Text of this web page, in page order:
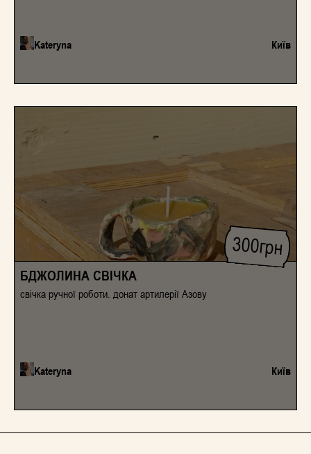
на порядку денному – совєтський спадок, корупція, внутрішні
чвари, але й про відчайдушний пошук кращого майбутнього й
Туреччини, Сирії, Лівану, Грузії тощо), зокрема їхньої природи,
читачем мінливий спектр вражень і смислів – і в цих досто- ту
різних голосах, природах, дипломатіях невідступно
вчуватиметься спільний досвід, – досвід, який також описує
Kateryna Київ
300грн
БДЖОЛИНА СВІЧКА
свічка ручної роботи. донат артилерії Азову
Kateryna Київ